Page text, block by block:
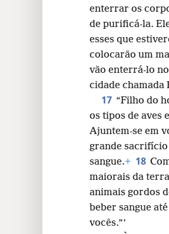
enterrar os
de purificá-la.
esses que
colocarão um
vão enterrá-lo
cidade chamada
17 “Filho do
os tipos de aves
Ajuntem-se em
grande sacrifício
sangue.+ 18
maiorais da
animais gordos
beber sangue
vocês.”’